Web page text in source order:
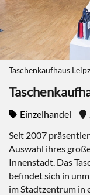
Taschenkaufhaus
Einzelhandel
Seit 2007
Auswahl ihres
Innenstadt. Das
befindet sich in
im Stadtzentrum in